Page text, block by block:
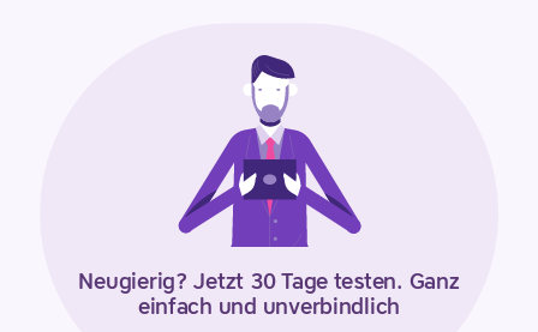
Neugierig? Jetzt 30 Tage testen. Ganz
einfach und unverbindlich